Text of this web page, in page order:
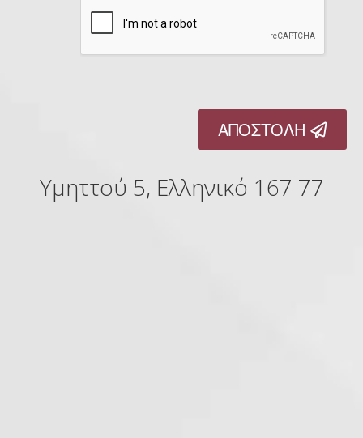
ΑΠΟΣΤΟΛΗ
Υμηττού 5, Ελληνικό 167 77